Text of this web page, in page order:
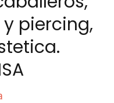
piercing,